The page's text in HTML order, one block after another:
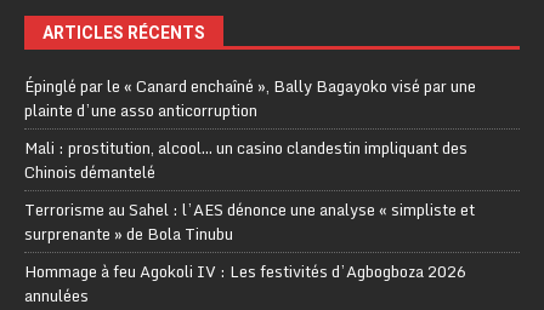
ARTICLES RÉCENTS
Épinglé par le « Canard enchaîné », Bally Bagayoko visé par une
plainte d’une asso anticorruption
Mali : prostitution, alcool… un casino clandestin impliquant des
Chinois démantelé
Terrorisme au Sahel : l’AES dénonce une analyse « simpliste et
surprenante » de Bola Tinubu
Hommage à feu Agokoli IV : Les festivités d’Agbogboza 2026
annulées